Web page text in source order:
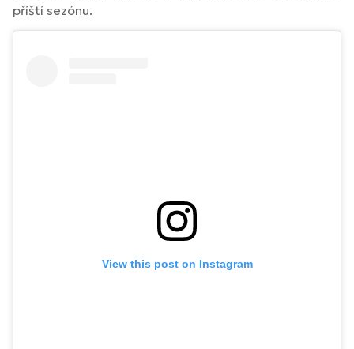
příští sezónu.
View this post on Instagram